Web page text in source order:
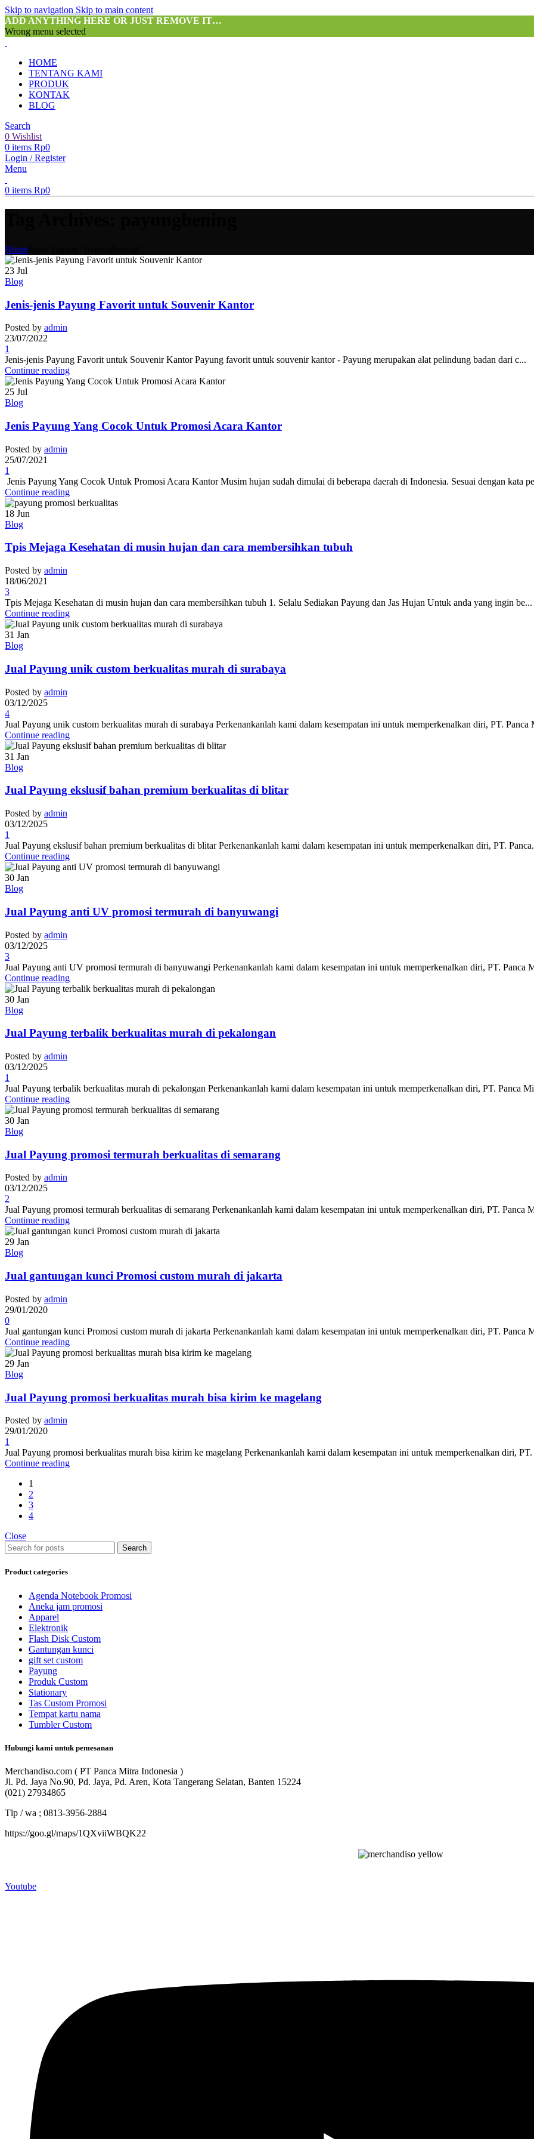
Skip to navigation Skip to main content
ADD ANYTHING HERE OR JUST REMOVE IT…
Wrong menu selected
HOME
TENTANG KAMI
PRODUK
KONTAK
BLOG
Search
0 Wishlist
0 items Rp0
Login / Register
Menu
0 items Rp0
Home
23 Jul
Blog
Jenis-jenis Payung Favorit untuk Souvenir Kantor
Posted by admin
23/07/2022
1
Jenis-jenis Payung Favorit untuk Souvenir Kantor Payung favorit untuk souvenir kantor - Payung merupakan alat pelindung badan dari c...
Continue reading
25 Jul
Blog
Jenis Payung Yang Cocok Untuk Promosi Acara Kantor
Posted by admin
25/07/2021
1
Jenis Payung Yang Cocok Untuk Promosi Acara Kantor Musim hujan sudah dimulai di beberapa daerah di Indonesia. Sesuai dengan kata
Continue reading
18 Jun
Blog
Tpis Mejaga Kesehatan di musin hujan dan cara membersihkan tubuh
Posted by admin
18/06/2021
3
Tpis Mejaga Kesehatan di musin hujan dan cara membersihkan tubuh 1. Selalu Sediakan Payung dan Jas Hujan Untuk anda yang ingin be...
Continue reading
31 Jan
Blog
Jual Payung unik custom berkualitas murah di surabaya
Posted by admin
03/12/2025
4
Jual Payung unik custom berkualitas murah di surabaya Perkenankanlah kami dalam kesempatan ini untuk memperkenalkan diri, PT. Panca
Continue reading
31 Jan
Blog
Jual Payung ekslusif bahan premium berkualitas di blitar
Posted by admin
03/12/2025
1
Jual Payung ekslusif bahan premium berkualitas di blitar Perkenankanlah kami dalam kesempatan ini untuk memperkenalkan diri, PT.
Continue reading
30 Jan
Blog
Jual Payung anti UV promosi termurah di banyuwangi
Posted by admin
03/12/2025
3
Jual Payung anti UV promosi termurah di banyuwangi Perkenankanlah kami dalam kesempatan ini untuk memperkenalkan diri, PT. Panca
Continue reading
30 Jan
Blog
Jual Payung terbalik berkualitas murah di pekalongan
Posted by admin
03/12/2025
1
Jual Payung terbalik berkualitas murah di pekalongan Perkenankanlah kami dalam kesempatan ini untuk memperkenalkan diri, PT. Panca
Continue reading
30 Jan
Blog
Jual Payung promosi termurah berkualitas di semarang
Posted by admin
03/12/2025
2
Jual Payung promosi termurah berkualitas di semarang Perkenankanlah kami dalam kesempatan ini untuk memperkenalkan diri, PT. Panca
Continue reading
29 Jan
Blog
Jual gantungan kunci Promosi custom murah di jakarta
Posted by admin
29/01/2020
0
Jual gantungan kunci Promosi custom murah di jakarta Perkenankanlah kami dalam kesempatan ini untuk memperkenalkan diri, PT. Panca
Continue reading
29 Jan
Blog
Jual Payung promosi berkualitas murah bisa kirim ke magelang
Posted by admin
29/01/2020
1
Jual Payung promosi berkualitas murah bisa kirim ke magelang Perkenankanlah kami dalam kesempatan ini untuk memperkenalkan diri, PT.
Continue reading
1
2
3
4
Close
Search
Product categories
Agenda Notebook Promosi
Aneka jam promosi
Apparel
Elektronik
Flash Disk Custom
Gantungan kunci
gift set custom
Payung
Produk Custom
Stationary
Tas Custom Promosi
Tempat kartu nama
Tumbler Custom
Hubungi kami untuk pemesanan
Merchandiso.com ( PT Panca Mitra Indonesia )
Jl. Pd. Jaya No.90, Pd. Jaya, Pd. Aren, Kota Tangerang Selatan, Banten 15224
(021) 27934865
Tlp / wa ; 0813-3956-2884
https://goo.gl/maps/1QXviiWBQK22
Youtube